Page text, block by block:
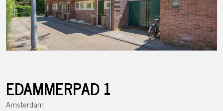
EDAMMERPAD1
Amsterdam